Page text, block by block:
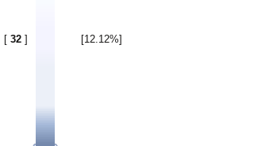
[ 32 ] [12.12%]